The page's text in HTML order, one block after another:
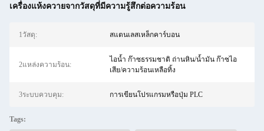
เครื่องแห้งควายจากวัสดุที่มีความรู้สึกต่อความร้อน
1วัสดุ: สแตนเลสเหล็กคาร์บอน
2แหล่งความร้อน:
ไอน้ำ ก๊าซธรรมชาติ ถ่านหิน/น้ำมัน ก๊าซไอ
เสีย/ความร้อนเหลือทิ้ง
3ระบบควบคุม: การเขียนโปรแกรมหรือปุ่ม PLC
Tags: